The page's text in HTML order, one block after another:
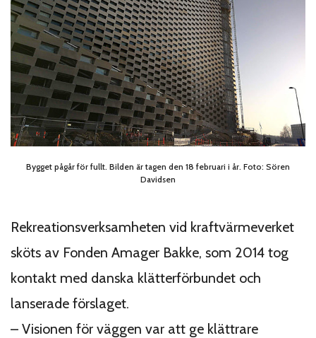
Bygget pågår för fullt. Bilden är tagen den 18 februari i år. Foto: Sören
Davidsen
Rekreationsverksamheten vid kraftvärmeverket
sköts av Fonden Amager Bakke, som 2014 tog
kontakt med danska klätterförbundet och
lanserade förslaget.
– Visionen för väggen var att ge klättrare